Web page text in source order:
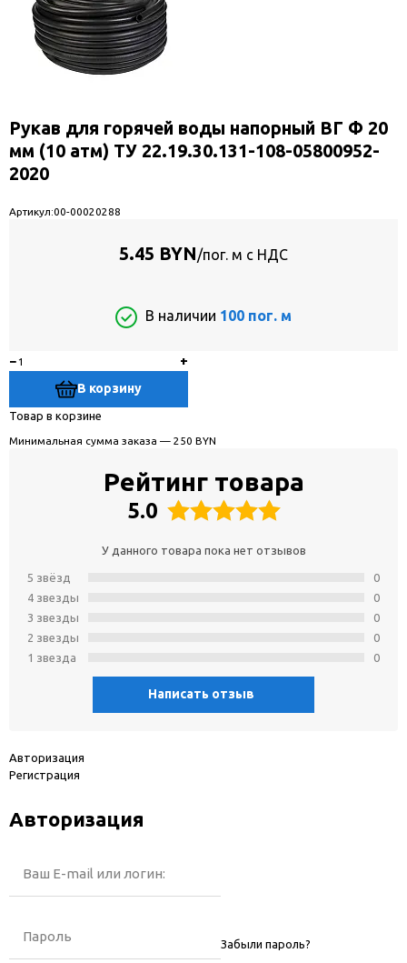
Рукaв для горячей воды напорный ВГ Ф 20
мм (10 атм) ТУ 22.19.30.131-108-05800952-
2020
Артикул:00-00020288
5.45 BYN/пог. м с НДС
В наличии 100 пог. м
−
+
В корзину
Товар в корзине
Минимальная сумма заказа — 250 BYN
Рейтинг товара
5.0
У данного товара пока нет отзывов
5 звёзд
4 звeзды
3 звeзды
2 звeзды
1 звeзда
0
0
0
0
0
Написать отзыв
Авторизация
Регистрация
Авторизация
Ваш E-mail или логин:
Пароль Забыли пароль?